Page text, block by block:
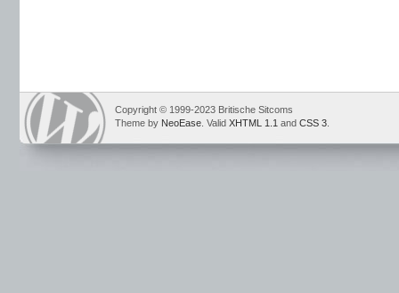
Copyright © 1999-2023 Britische Sitcoms
Theme by NeoEase . Valid XHTML 1.1 and CSS 3